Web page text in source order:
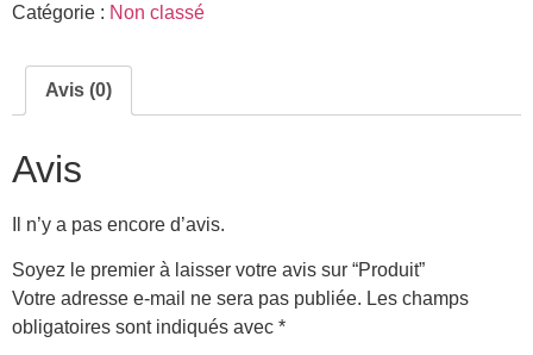
Catégorie : Non classé
Avis (0)
Avis
Il n’y a pas encore d’avis.
Soyez le premier à laisser votre avis sur “Produit”
Votre adresse e-mail ne sera pas publiée. Les champs
obligatoires sont indiqués avec *